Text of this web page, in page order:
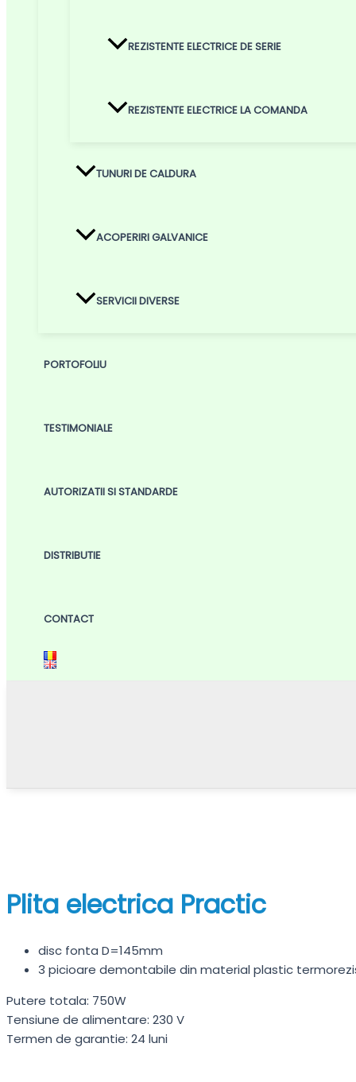
REZISTENTE ELECTRICE DE SERIE
REZISTENTE ELECTRICE LA COMANDA
TUNURI DE CALDURA
ACOPERIRI GALVANICE
SERVICII DIVERSE
PORTOFOLIU
TESTIMONIALE
AUTORIZATII SI STANDARDE
DISTRIBUTIE
CONTACT
Plita electrica Practic
disc fonta D=145mm
3 picioare demontabile din material plastic
Putere totala: 750W
Tensiune de alimentare: 230 V
Termen de garantie: 24 luni